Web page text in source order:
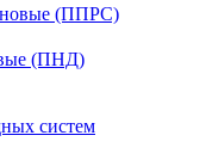
(ППРС)
(ПНД)
систем